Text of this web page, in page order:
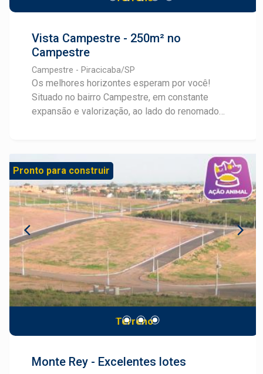
Vista Campestre - 250m² no
Campestre
Campestre - Piracicaba/SP
Os melhores horizontes esperam por você!
Situado no bairro Campestre, em constante
expansão e valorização, ao lado do renomado
imóveis com amplitude, uma vista deslumbrante
da cidade e fácil acesso a comércios e serviços
através da Avenida Laranjal Paulista. Com
infraestrutura completa: pavimentação asfáltica,
água, esgoto, drenagem, ruas 9m de largura e
guias americanas. Além de mais de 11.000m² de
área verde que valorizam a qualidade de vida.
Pronto para construir
Terreno
Monte Rey - Excelentes lotes